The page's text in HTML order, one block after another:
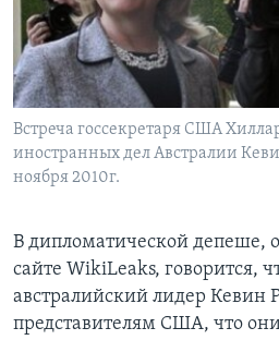
Learning English
СОЦИАЛЬНЫЕ СЕТИ
Встреча госсекретаря США
иностранных дел Австралии
ноября 2010г.
В дипломатической депеше,
сайте WikiLeaks, говорится,
австралийский лидер Кевин
представителям США, что